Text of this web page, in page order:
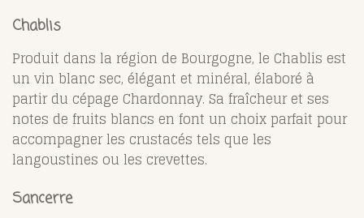
Chablis
Produit dans la région de Bourgogne, le Chablis est
un vin blanc sec, élégant et minéral, élaboré à
partir du cépage Chardonnay. Sa fraîcheur et ses
notes de fruits blancs en font un choix parfait pour
accompagner les crustacés tels que les
langoustines ou les crevettes.
Sancerre